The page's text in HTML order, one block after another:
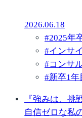
2026.06.18
#2025年
#インサ
#コンサ
#新卒1年
『強みは、挑
自信ゼロな私